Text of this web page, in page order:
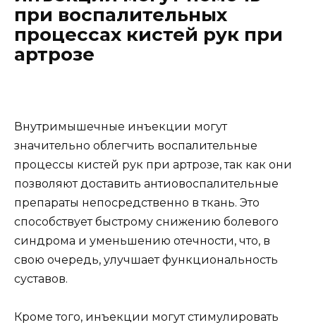
при воспалительных
процессах кистей рук при
артрозе
Внутримышечные инъекции могут
значительно облегчить воспалительные
процессы кистей рук при артрозе, так как они
позволяют доставить антиовоспалительные
препараты непосредственно в ткань. Это
способствует быстрому снижению болевого
синдрома и уменьшению отечности, что, в
свою очередь, улучшает функциональность
суставов.
Кроме того, инъекции могут стимулировать